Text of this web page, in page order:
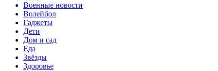
Военные новости
Волейбол
Гаджеты
Дети
Дом и сад
Еда
Звёзды
Здоровье